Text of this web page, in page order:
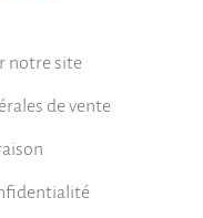
notre site
de vente